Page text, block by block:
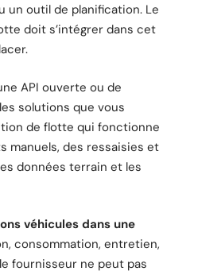
un outil de planification. Le
doit s’intégrer dans cet
API ouverte ou de
solutions que vous
de flotte qui fonctionne
manuels, des ressaisies et
données terrain et les
véhicules dans une
consommation, entretien,
fournisseur ne peut pas